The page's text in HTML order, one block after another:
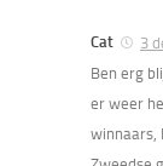
Cat
3
Ben erg
er weer
winnaars,